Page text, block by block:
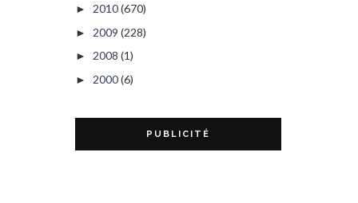
► 2010(670)
► 2009 (228)
► 2008 (1)
► 2000(6)
PUBLICITÉ